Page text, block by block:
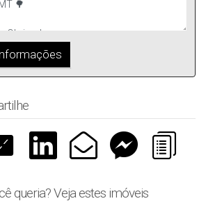
queria? Veja estes imóveis